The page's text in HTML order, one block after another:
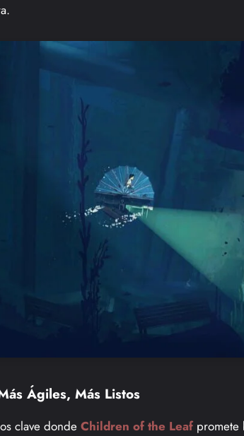
Ágiles, Más Listos
clave donde Children of the Leafpromete